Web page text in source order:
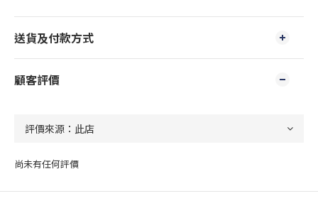
送貨及付款方式
顧客評價
尚未有任何評價